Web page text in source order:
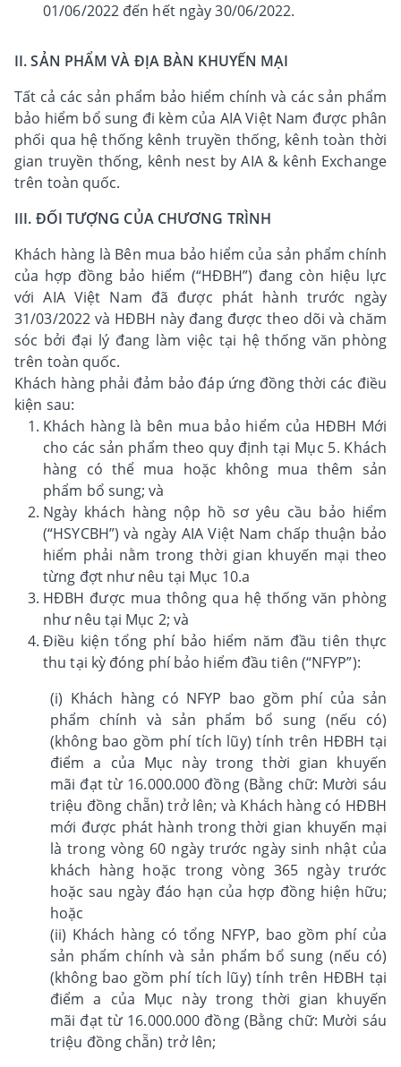
01/06/2022 đến hết ngày 30/06/2022.
II. SẢN PHẨM VÀ ĐỊA BÀN KHUYẾN MẠI
Tất cả các sản phẩm bảo hiểm chính và các sản phẩm
bảo hiểm bổ sung đi kèm của AIA Việt Nam được phân
phối qua hệ thống kênh truyền thống, kênh toàn thời
gian truyền thống, kênh nest by AIA & kênh Exchange
trên toàn quốc.
III. ĐỐI TƯỢNG CỦA CHƯƠNG TRÌNH
Khách hàng là Bên mua bảo hiểm của sản phẩm chính
của hợp đồng bảo hiểm (“HĐBH”) đang còn hiệu lực
với AIA Việt Nam đã được phát hành trước ngày
31/03/2022 và HĐBH này đang được theo dõi và chăm
sóc bởi đại lý đang làm việc tại hệ thống văn phòng
trên toàn quốc.
Khách hàng phải đảm bảo đáp ứng đồng thời các điều
kiện sau:
Khách hàng là bên mua bảo hiểm của HĐBH Mới
cho các sản phẩm theo quy định tại Mục 5. Khách
hàng có thể mua hoặc không mua thêm sản
phẩm bổ sung; và
Ngày khách hàng nộp hồ sơ yêu cầu bảo hiểm
(“HSYCBH”) và ngày AIA Việt Nam chấp thuận bảo
hiểm phải nằm trong thời gian khuyến mại theo
từng đợt như nêu tại Mục 10.a
HĐBH được mua thông qua hệ thống văn phòng
như nêu tại Mục 2; và
Điều kiện tổng phí bảo hiểm năm đầu tiên thực
thu tại kỳ đóng phí bảo hiểm đầu tiên (“NFYP”):
(i) Khách hàng có NFYP bao gồm phí của sản
phẩm chính và sản phẩm bổ sung (nếu có)
(không bao gồm phí tích lũy) tính trên HĐBH tại
điểm a của Mục này trong thời gian khuyến
mãi đạt từ 16.000.000 đồng (Bằng chữ: Mười sáu
triệu đồng chẵn) trở lên; và Khách hàng có HĐBH
mới được phát hành trong thời gian khuyến mại
là trong vòng 60 ngày trước ngày sinh nhật của
khách hàng hoặc trong vòng 365 ngày trước
hoặc sau ngày đáo hạn của hợp đồng hiện hữu;
hoặc
(ii) Khách hàng có tổng NFYP, bao gồm phí của
sản phẩm chính và sản phẩm bổ sung (nếu có)
(không bao gồm phí tích lũy) tính trên HĐBH tại
điểm a của Mục này trong thời gian khuyến
mãi đạt từ 16.000.000 đồng (Bằng chữ: Mười sáu
triệu đồng chẵn) trở lên;